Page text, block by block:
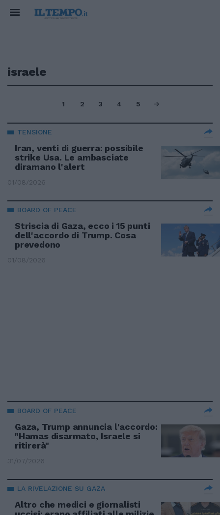
israele
1 2 3 4 5
TENSIONE
Iran, venti di guerra: possibile
strike Usa. Le ambasciate
diramano l'alert
01/08/2026
BOARD OF PEACE
Striscia di Gaza, ecco i 15 punti
dell'accordo di Trump. Cosa
prevedono
01/08/2026
BOARD OF PEACE
Gaza, Trump annuncia l'accordo:
"Hamas disarmato, Israele si
ritirerà"
31/07/2026
LA RIVELAZIONE SU GAZA
Altro che medici e giornalisti